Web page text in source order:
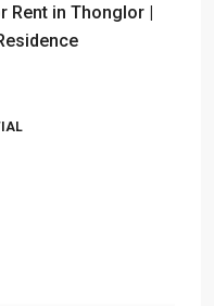
Rent in Thonglor |